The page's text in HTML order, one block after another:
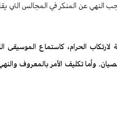
يقومون فيها بالرقص وعزف الموسيقى؟ (٣) هل يجب النهي عن
الحرام، كاستماع الموسيقى
وأما تكليف الأمر بالمعروف